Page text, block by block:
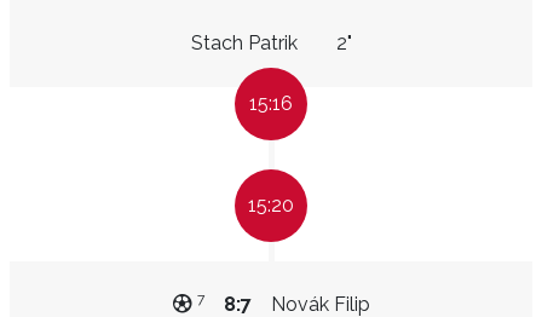
Stach Patrik 2"
15:16
15:20
Novák Filip
8:7
7